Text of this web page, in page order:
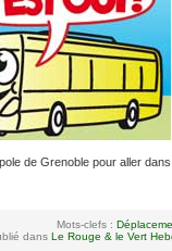
de Grenoble pour aller
Mots-clefs :
dans Le Rouge & le Vert